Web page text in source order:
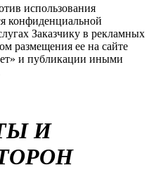
использования
конфиденциальной
Заказчику в рекламных
размещения ее на сайте
и публикации иными
И